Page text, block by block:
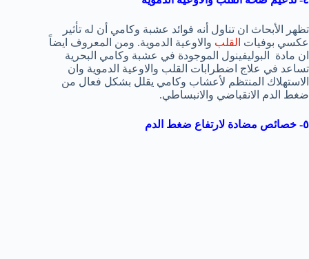
تظهر الأبحاث ان تناول أنه فوائد عشبة وكامي أن له تأثير
عكسي بوفيات القلب والاوعية الدموية. ومن المعروف ايضاً
ان مادة البوليفينول الموجودة في عشبة وكامي البحرية
تساعد في علاج اضطرابات القلب والاوعية الدموية وان
الاستهلاك المنتظم لأعشاب وكامي يقلل بشكل فعال من
ضغط الدم الانقباضي والانبساطي.
٥- خصائص مضادة لارتفاع ضغط الدم